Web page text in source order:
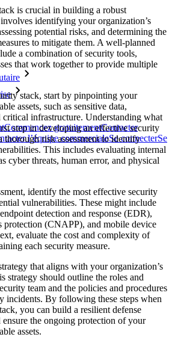
Commencez gratuitementContacter
l’équipe commercialeSe connecterSe
is crucial in building a robust
identifying your organization’s
potential risks, and determining the
to mitigate them. A well-planned
a combination of security tools,
that work together to provide multiple
stack, start by pinpointing your
assets, such as sensitive data,
infrastructure. Understanding what
step in developing an effective security
thorough risk assessment to identify
This includes evaluating internal
cyber threats, human error, and physical
identify the most effective security
vulnerabilities. These might include
detection and response (EDR),
protection (CNAPP), and mobile device
evaluate the cost and complexity of
each security measure.
that aligns with your organization’s
strategy should outline the roles and
team and the policies and procedures
incidents. By following these steps when
you can build a resilient defense
ensure the ongoing protection of your
assets.